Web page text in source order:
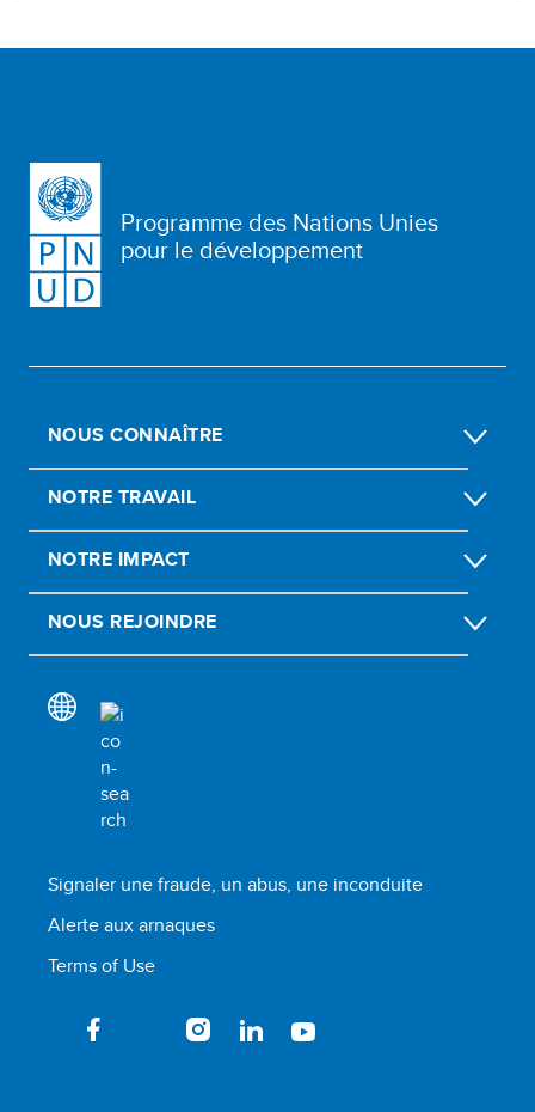
Programme des Nations Unies
pour le développement
NOUS CONNAÎTRE
NOTRE TRAVAIL
NOTRE IMPACT
NOUS REJOINDRE
Signaler une fraude, un abus, une inconduite
Alerte aux arnaques
Terms of Use